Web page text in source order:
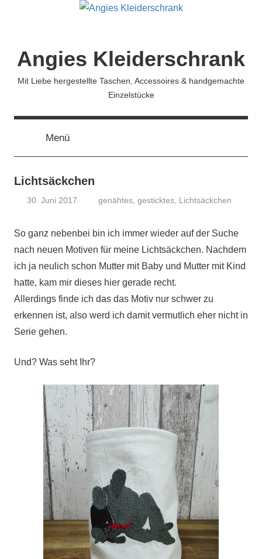
Angies Kleiderschrank
Mit Liebe hergestellte Taschen, Accessoires & handgemachte
Einzelstücke
Menü
Lichtsäckchen
30. Juni 2017
genähtes ,gesticktes Lichtsäckchen
So ganz nebenbei bin ich immer wieder auf der Suche
nach neuen Motiven für meine Lichtsäckchen. Nachdem
ich ja neulich schon Mutter mit Baby und Mutter mit Kind
hatte, kam mir dieses hier gerade recht.
Allerdings finde ich das das Motiv nur schwer zu
erkennen ist, also werd ich damit vermutlich eher nicht in
Serie gehen.
Und? Was seht Ihr?